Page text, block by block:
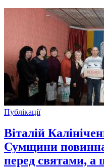
Публікації
Віталій
Сумщини
перед святами, а